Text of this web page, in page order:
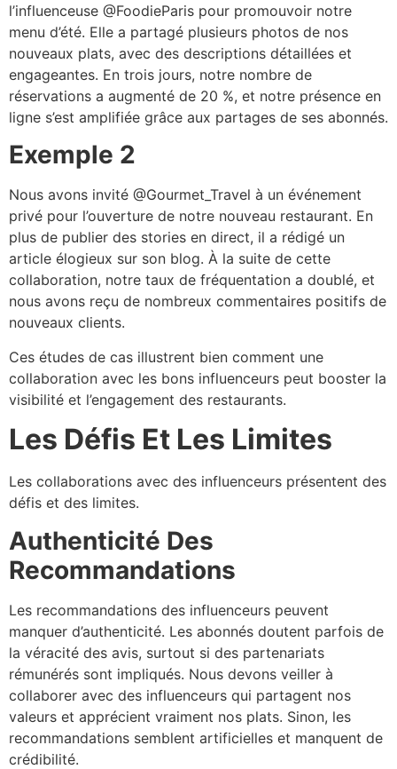
l’influenceuse @FoodieParis pour promouvoir notre
menu d’été. Elle a partagé plusieurs photos de nos
nouveaux plats, avec des descriptions détaillées et
engageantes. En trois jours, notre nombre de
réservations a augmenté de 20 %, et notre présence en
ligne s’est amplifiée grâce aux partages de ses abonnés.
Exemple 2
Nous avons invité @Gourmet_Travel à un événement
privé pour l’ouverture de notre nouveau restaurant. En
plus de publier des stories en direct, il a rédigé un
article élogieux sur son blog. À la suite de cette
collaboration, notre taux de fréquentation a doublé, et
nous avons reçu de nombreux commentaires positifs de
nouveaux clients.
Ces études de cas illustrent bien comment une
collaboration avec les bons influenceurs peut booster la
visibilité et l’engagement des restaurants.
Les Défis Et Les Limites
Les collaborations avec des influenceurs présentent des
défis et des limites.
Authenticité Des
Recommandations
Les recommandations des influenceurs peuvent
manquer d’authenticité. Les abonnés doutent parfois de
la véracité des avis, surtout si des partenariats
rémunérés sont impliqués. Nous devons veiller à
collaborer avec des influenceurs qui partagent nos
valeurs et apprécient vraiment nos plats. Sinon, les
recommandations semblent artificielles et manquent de
crédibilité.